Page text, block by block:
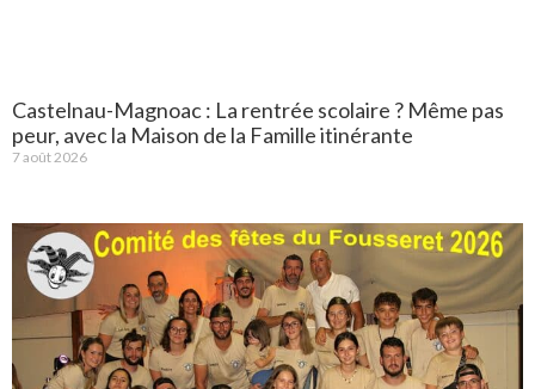
Castelnau-Magnoac : La rentrée scolaire ? Même pas
peur, avec la Maison de la Famille itinérante
7 août 2026